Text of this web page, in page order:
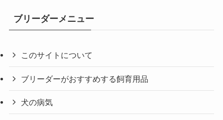
ブリーダーメニュー
このサイトについて
ブリーダーがおすすめする飼育用品
犬の病気